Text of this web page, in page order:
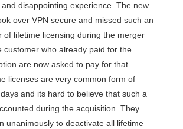
disappointing experience. The new
over VPN secure and missed such an
of lifetime licensing during the merger
customer who already paid for the
are now asked to pay for that
licenses are very common form of
and its hard to believe that such a
during the acquisition. They
unanimously to deactivate all lifetime